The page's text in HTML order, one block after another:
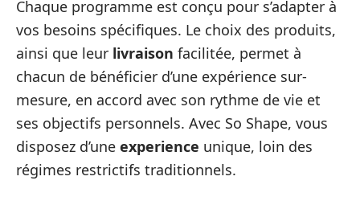
Chaque programme est conçu pour s’adapter à
vos besoins spécifiques. Le choix des produits,
ainsi que leur livraison facilitée, permet à
chacun de bénéficier d’une expérience sur-
mesure, en accord avec son rythme de vie et
ses objectifs personnels. Avec So Shape, vous
disposez d’une experience unique, loin des
régimes restrictifs traditionnels.